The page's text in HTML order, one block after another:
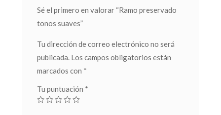
Sé el primero en valorar “Ramo preservado
tonos suaves”
Tu dirección de correo electrónico no será
publicada. Los campos obligatorios están
marcados con *
Tu puntuación *